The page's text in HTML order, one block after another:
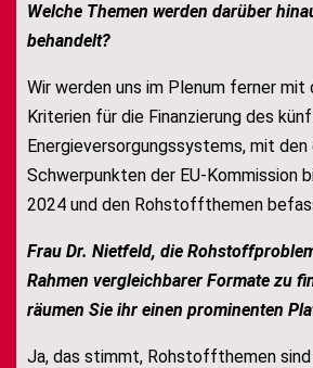
Welche Themen werden darüber
behandelt?
Wir werden uns im Plenum ferner mit
Kriterien für die Finanzierung des
Energieversorgungssystems, mit
Schwerpunkten der EU-Kommission
2024 und den Rohstoffthemen
Frau Dr. Nietfeld, die
Rahmen vergleichbarer Formate zu
räumen Sie ihr einen prominenten
Ja, das stimmt, Rohstoffthemen